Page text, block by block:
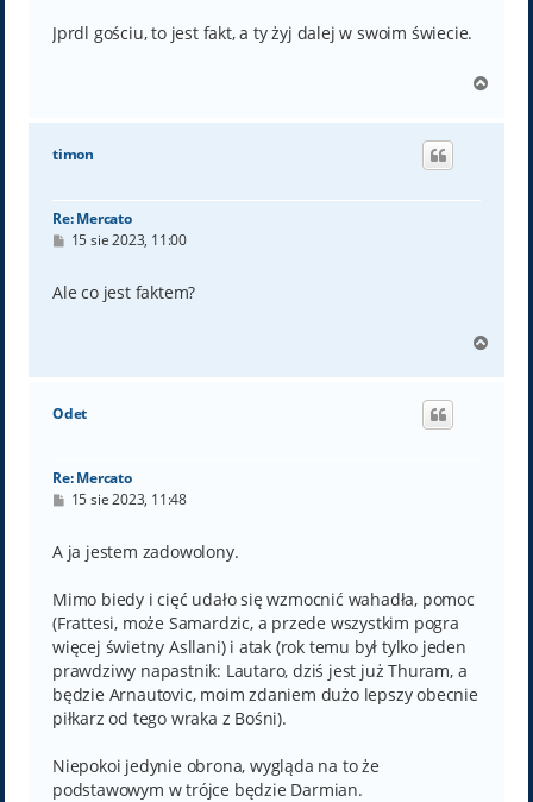
t
Jprdl gościu, to jest fakt, a ty żyj dalej w swoim świecie.
g
timon
Re: Mercato
P
t
15 sie 2023, 11:00
Ale co jest faktem?
g
Odet
Re: Mercato
P
t
15 sie 2023, 11:48
A ja jestem zadowolony.
Mimo biedy i cięć udało się wzmocnić wahadła, pomoc
(Frattesi, może Samardzic, a przede wszystkim pogra
więcej świetny Asllani) i atak (rok temu był tylko jeden
prawdziwy napastnik: Lautaro, dziś jest już Thuram, a
będzie Arnautovic, moim zdaniem dużo lepszy obecnie
piłkarz od tego wraka z Bośni).
Niepokoi jedynie obrona, wygląda na to że
podstawowym w trójce będzie Darmian.